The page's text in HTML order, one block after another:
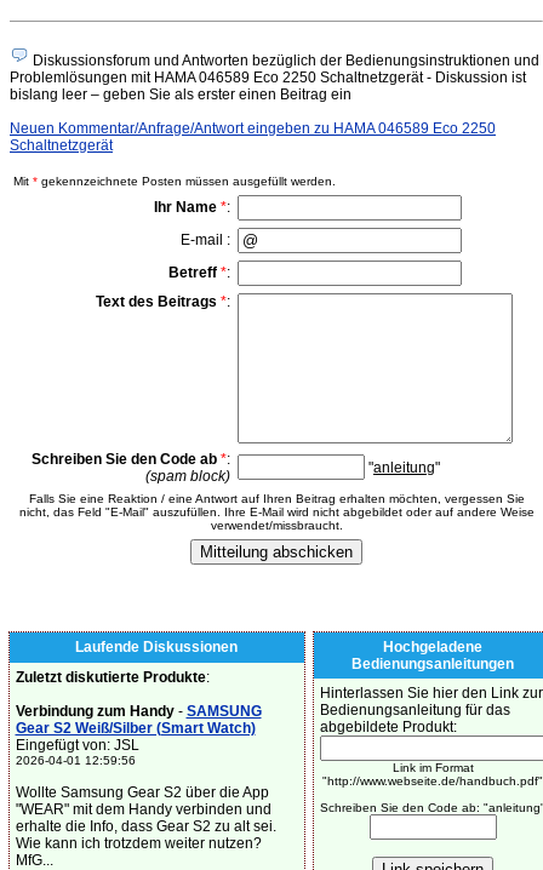
Diskussionsforum und Antworten bezüglich der Bedienungsinstruktionen und
Problemlösungen mit HAMA 046589 Eco 2250 Schaltnetzgerät - Diskussion ist
bislang leer – geben Sie als erster einen Beitrag ein
Neuen Kommentar/Anfrage/Antwort eingeben zu HAMA 046589 Eco 2250
Schaltnetzgerät
Mit * gekennzeichnete Posten müssen ausgefüllt werden.
Ihr Name *:
E-mail :
Betreff *:
Text des Beitrags *:
Schreiben Sie den Code ab *:
(spam block)
"anleitung"
Falls Sie eine Reaktion / eine Antwort auf Ihren Beitrag erhalten möchten, vergessen Sie
nicht, das Feld "E-Mail" auszufüllen. Ihre E-Mail wird nicht abgebildet oder auf andere Weise
verwendet/missbraucht.
Laufende Diskussionen
Zuletzt diskutierte Produkte:
Verbindung zum Handy- SAMSUNG
Gear S2 Weiß/Silber (Smart Watch)
Eingefügt von: JSL
2026-04-01 12:59:56
Wollte Samsung Gear S2 über die App
"WEAR" mit dem Handy verbinden und
erhalte die Info, dass Gear S2 zu alt sei.
Wie kann ich trotzdem weiter nutzen?
MfG...
Hochgeladene
Bedienungsanleitungen
Hinterlassen Sie hier den Link zur
Bedienungsanleitung für das
abgebildete Produkt:
Link im Format
"http://www.webseite.de/handbuch.pdf"
Schreiben Sie den Code ab: